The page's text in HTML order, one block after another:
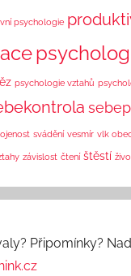
psychologie
psychologie vztahů
svádění vesmír vlk
závislost čtení štěstí
Připomínky?